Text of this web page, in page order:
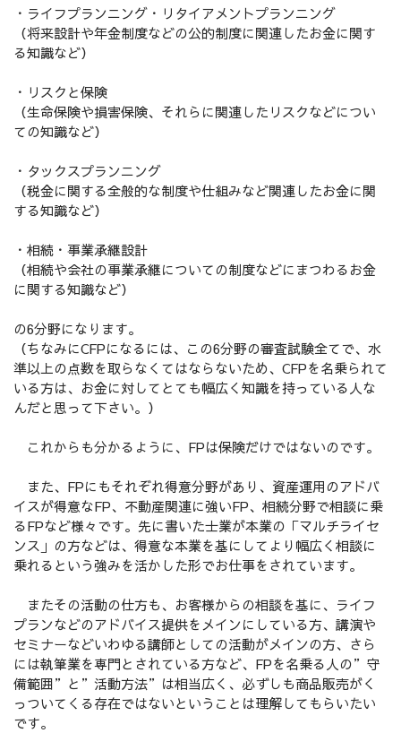
・ライフプランニング・リタイアメントプランニング
（将来設計や年金制度などの公的制度に関連したお金に関す
る知識など）
・リスクと保険
（生命保険や損害保険、それらに関連したリスクなどについ
ての知識など）
・タックスプランニング
（税金に関する全般的な制度や仕組みなど関連したお金に関
する知識など）
・相続・事業承継設計
（相続や会社の事業承継についての制度などにまつわるお金
に関する知識など）
の6分野になります。
（ちなみにCFPになるには、この6分野の審査試験全てで、水
準以上の点数を取らなくてはならないため、CFPを名乗られて
いる方は、お金に対してとても幅広く知識を持っている人な
んだと思って下さい。）
これからも分かるように、FPは保険だけではないのです。
また、FPにもそれぞれ得意分野があり、資産運用のアドバ
イスが得意なFP、不動産関連に強いFP、相続分野で相談に乗
るFPなど様々です。先に書いた士業が本業の「マルチライセ
ンス」の方などは、得意な本業を基にしてより幅広く相談に
乗れるという強みを活かした形でお仕事をされています。
またその活動の仕方も、お客様からの相談を基に、ライフ
プランなどのアドバイス提供をメインにしている方、講演や
セミナーなどいわゆる講師としての活動がメインの方、さら
には執筆業を専門とされている方など、FPを名乗る人の”守
備範囲”と”活動方法”は相当広く、必ずしも商品販売がく
っついてくる存在ではないということは理解してもらいたい
です。